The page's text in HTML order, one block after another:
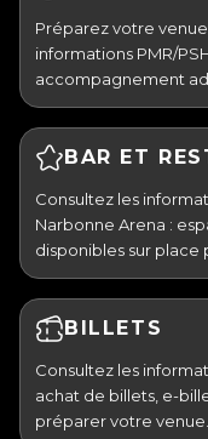
Préparez votre
informations PMR/
accompagnement
BAR ET
Consultez les
Narbonne Arena :
disponibles sur place
BILLETS
Consultez les
achat de billets, e-
préparer votre venue.